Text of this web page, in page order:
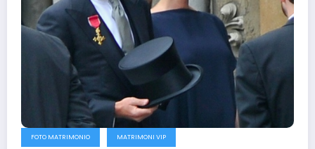
FOTO MATRIMONIO MATRIMONI VIP